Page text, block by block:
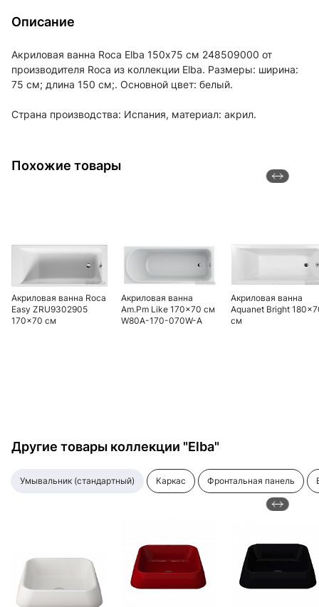
Описание
Акриловая ванна Roca Elba 150х75 см 248509000 от
производителя Roca из коллекции Elba. Размеры: ширина:
75 см; длина 150 см;. Основной цвет: белый.
Страна производства: Испания, материал: акрил.
Похожие товары
Акриловая ванна Roca
Easy ZRU9302905
170x70 см
Акриловая ванна
Am.Pm Like 170x70 см
W80A-170-070W-A
Акриловая ванна
Aquanet Bright
см
Другие товары коллекции "Elba"
умывальник (стандартный) каркас фронтальная панель